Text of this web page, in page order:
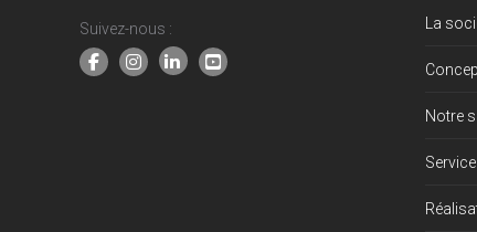
Suivez-nous : La
Notre